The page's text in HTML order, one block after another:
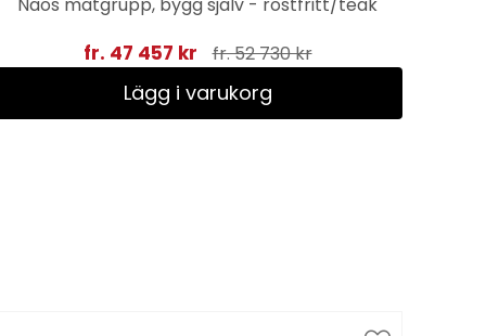
fr. 47 457 kr fr. 52 730 kr
Lägg i varukorg